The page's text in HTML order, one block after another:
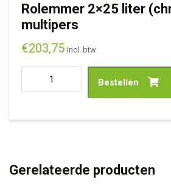
Rolemmer 2×25 liter
multipers
€203,75 incl. btw
Bestellen
Gerelateerde producten